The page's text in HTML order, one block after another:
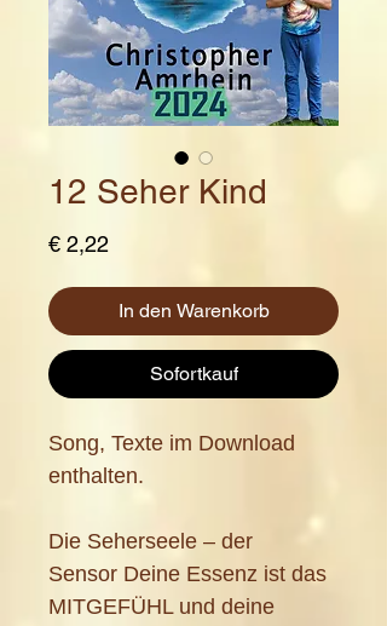
12 Seher Kind
€ 2,22
In den Warenkorb
Sofortkauf
Song, Texte im Download
enthalten.
Die Seherseele – der
Sensor Deine Essenz ist das
MITGEFÜHL und deine